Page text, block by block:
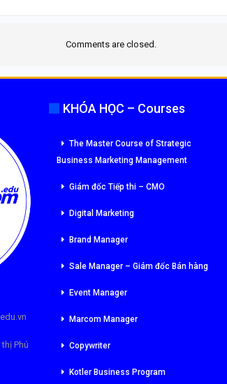
Comments are closed.
Phú
KHÓA HỌC – Courses
The Master Course of Strategic
Business Marketing Management
Giám đốc Tiếp thi – CMO
Digital Marketing
Brand Manager
Sale Manager – Giám đốc Bán hàng
Event Manager
Marcom Manager
Copywriter
Kotler Business Program